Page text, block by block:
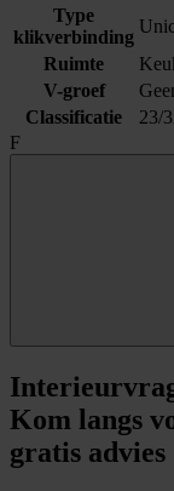
Type
klikverbinding
Ruimte
V-groef
Classificatie
23/
F
Kom langs
gratis advies